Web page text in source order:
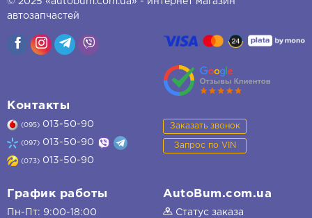
автозапчастей
Контакты
(095) 013-50-90
(097) 013-50-90
(073) 013-50-90
Заказать звонок
Запрос по VIN
График работы
Пн-Пт: 9:00-18:00
AutoBum.com.ua
Статус заказа